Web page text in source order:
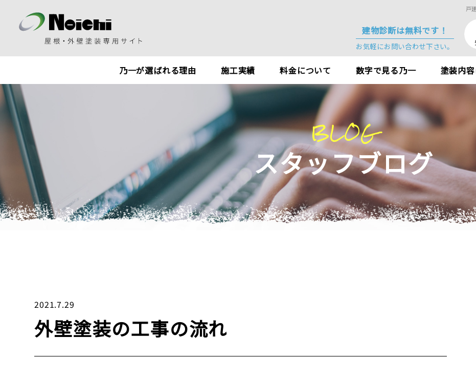
戸
建物診断は無料です！
お気軽にお問い合わせ下さい。
乃一が選ばれる理由 施工実績 料金について 数字で見る乃一 塗装内
BLOG
スタッフブログ
2021.7.29
外壁塗装の工事の流れ